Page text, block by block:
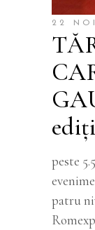
22
peste
patru